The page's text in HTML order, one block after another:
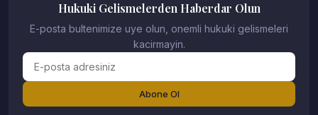
Hukuki Gelismelerden Haberdar Olun
E-posta bultenimize uye olun, onemli hukuki gelismeleri
kacirmayin.
Abone Ol